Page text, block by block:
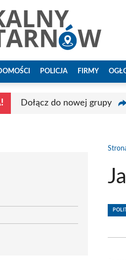
POLICJA FIRMY
Dołącz do nowej grupy